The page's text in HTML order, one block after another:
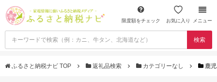
限度額をチェック お気に入り メニュー
検索
ふるさと納税ナビ TOP 返礼品検索 カテゴリーなし 鹿